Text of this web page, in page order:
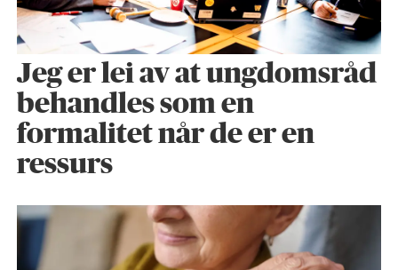
Jeg er lei av at ungdomsråd
behandles som en
formalitet når de er en
ressurs